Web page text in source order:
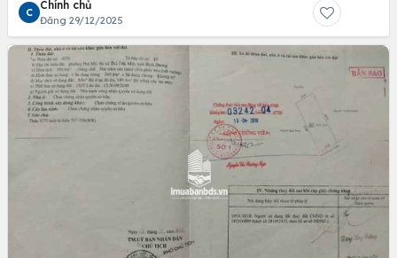
C
Chính chủ
Đăng 29/12/2025